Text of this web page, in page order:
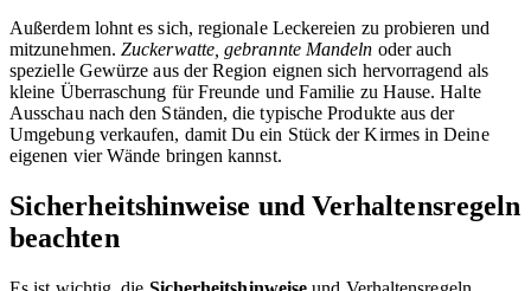
Außerdem lohnt es sich, regionale Leckereien zu probieren und
mitzunehmen.Zuckerwatte, gebrannte Mandeln oder auch
spezielle Gewürze aus der Region eignen sich hervorragend als
kleine Überraschung für Freunde und Familie zu Hause. Halte
Ausschau nach den Ständen, die typische Produkte aus der
Umgebung verkaufen, damit Du ein Stück der Kirmes in Deine
eigenen vier Wände bringen kannst.
Sicherheitshinweise und Verhaltensregeln
beachten